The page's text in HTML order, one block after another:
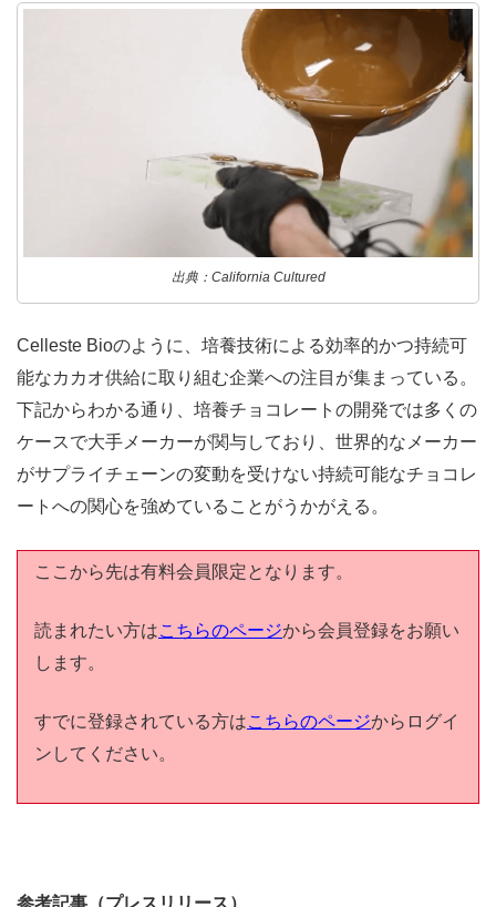
出典：California Cultured
Celleste Bioのように、培養技術による効率的かつ持続可
能なカカオ供給に取り組む企業への注目が集まっている。
下記からわかる通り、培養チョコレートの開発では多くの
ケースで大手メーカーが関与しており、世界的なメーカー
がサプライチェーンの変動を受けない持続可能なチョコレ
ートへの関心を強めていることがうかがえる。
ここから先は有料会員限定となります。
読まれたい方はこちらのページから会員登録をお願い
します。
すでに登録されている方はこちらのページからログイ
ンしてください。